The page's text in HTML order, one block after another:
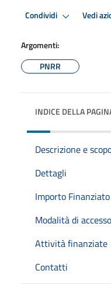
Condividi Vedi
Argomenti:
PNRR
INDICE DELLA
Descrizione e
Dettagli
Importo Finanziato
Modalità di
Attività finanziate
Contatti